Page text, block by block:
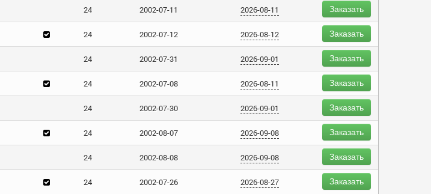
24 2002-07-11 2026-08-11 Заказать
24 2002-07-12 2026-08-12 Заказать
24 2002-07-31 2026-09-01 Заказать
24 2002-07-08 2026-08-11 Заказать
24 2002-07-30 2026-09-01 Заказать
24 2002-08-07 2026-09-08 Заказать
24 2002-08-08 2026-09-08 Заказать
24 2002-07-26 2026-08-27 Заказать